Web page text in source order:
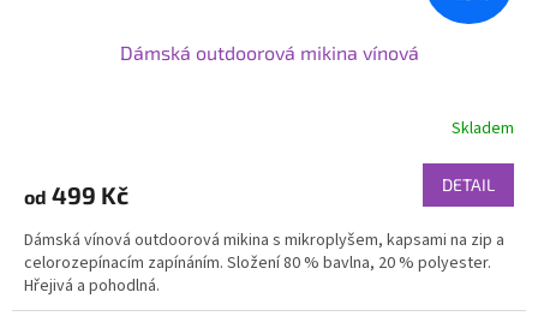
Dámská outdoorová mikina vínová
Skladem
od 499 Kč DETAIL
Dámská vínová outdoorová mikina s mikroplyšem, kapsami na zip a
celorozepínacím zapínáním. Složení 80 % bavlna, 20 % polyester.
Hřejivá a pohodlná.